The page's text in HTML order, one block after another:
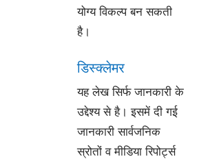
योग्य विकल्प बन सकती
है।
डिस्क्लेमर
यह लेख सिर्फ जानकारी के
उद्देश्य से है। इसमें दी गई
जानकारी सार्वजनिक
स्रोतों व मीडिया रिपोर्ट्स